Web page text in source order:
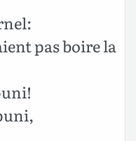
pas boire la